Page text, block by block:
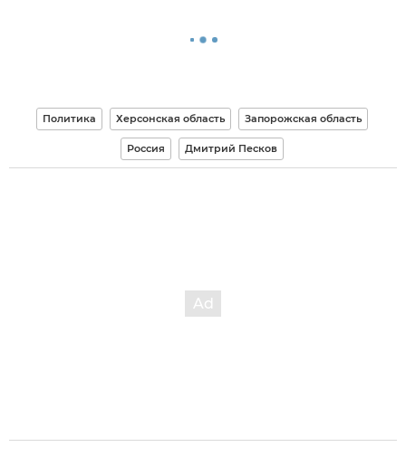
Политика Херсонская область Запорожская область
Россия Дмитрий Песков